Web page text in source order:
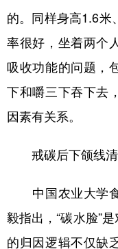
的。同样身高1.6米
率很好，坐着两个
吸收功能的问题，
下和嚼三下吞下去
因素有关系。
戒碳后下颌线清
中国农业大学食
毅指出，“碳水脸”
的归因逻辑不仅缺